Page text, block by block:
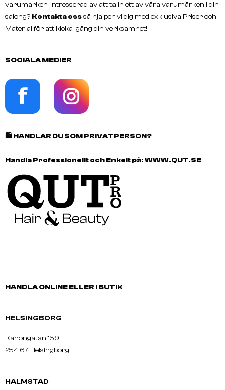
varumärken. Intresserad av att ta in ett av våra varumärken i din
salong? Kontakta ossså hjälper vi dig med exklusiva Priser och
Material för att kicka igång din verksamhet!
SOCIALA MEDIER
🛍️HANDLAR DU SOM PRIVATPERSON?
Handla Professionellt och Enkelt på:WWW.QUT.SE
HANDLA ONLINE ELLER I BUTIK
HELSINGBORG
Kanongatan 159
254 67 Helsingborg
HALMSTAD